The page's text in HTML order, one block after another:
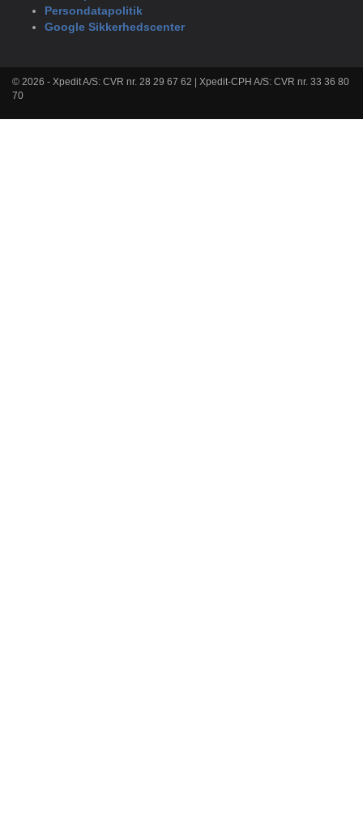
Persondatapolitik
Google Sikkerhedscenter
© 2026 - Xpedit A/S: CVR nr. 28 29 67 62 | Xpedit-CPH A/S: CVR nr. 33 36 80
70